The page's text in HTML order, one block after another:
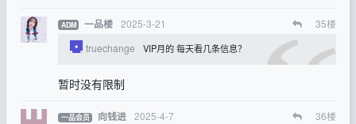
ADM 一品楼 2025-3-21 35楼
truechange
VIP月的 每天看几条信息？
暂时没有限制
一品会员 向钱进 2025-4-7 36楼